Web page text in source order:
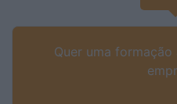
Quer uma